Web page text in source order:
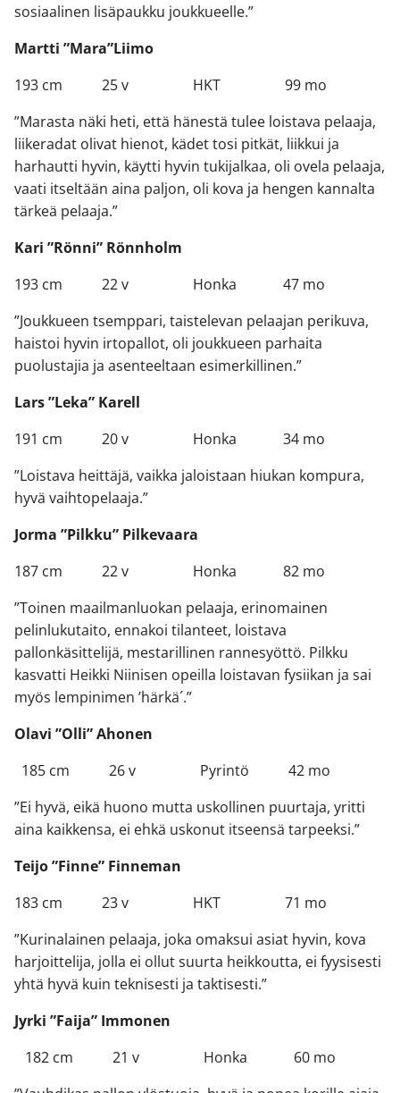
sosiaalinen lisäpaukku joukkueelle.”
Martti ”Mara”Liimo
193 cm 25 v HKT 99 mo
”Marasta näki heti, että hänestä tulee loistava pelaaja,
liikeradat olivat hienot, kädet tosi pitkät, liikkui ja
harhautti hyvin, käytti hyvin tukijalkaa, oli ovela pelaaja,
vaati itseltään aina paljon, oli kova ja hengen kannalta
tärkeä pelaaja.”
Kari ”Rönni” Rönnholm
193 cm 22 v Honka 47 mo
”Joukkueen tsemppari, taistelevan pelaajan perikuva,
haistoi hyvin irtopallot, oli joukkueen parhaita
puolustajia ja asenteeltaan esimerkillinen.”
Lars ”Leka” Karell
191 cm 20 v Honka 34 mo
”Loistava heittäjä, vaikka jaloistaan hiukan kompura,
hyvä vaihtopelaaja.”
Jorma ”Pilkku” Pilkevaara
187 cm 22 v Honka 82 mo
”Toinen maailmanluokan pelaaja, erinomainen
pelinlukutaito, ennakoi tilanteet, loistava
pallonkäsittelijä, mestarillinen rannesyöttö. Pilkku
kasvatti Heikki Niinisen opeilla loistavan fysiikan ja sai
myös lempinimen ’härkä´.”
Olavi ”Olli” Ahonen
185 cm 26 v Pyrintö 42 mo
”Ei hyvä, eikä huono mutta uskollinen puurtaja, yritti
aina kaikkensa, ei ehkä uskonut itseensä tarpeeksi.”
Teijo ”Finne” Finneman
183 cm 23 v HKT 71 mo
”Kurinalainen pelaaja, joka omaksui asiat hyvin, kova
harjoittelija, jolla ei ollut suurta heikkoutta, ei fyysisesti
yhtä hyvä kuin teknisesti ja taktisesti.”
Jyrki ”Faija” Immonen
182 cm 21 v Honka 60 mo